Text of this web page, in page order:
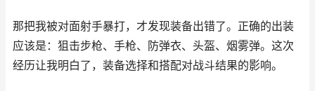
那把我被对面射手暴打，才发现装备出错了。正确的出装
应该是：狙击步枪、手枪、防弹衣、头盔、烟雾弹。这次
经历让我明白了，装备选择和搭配对战斗结果的影响。